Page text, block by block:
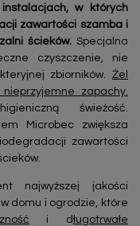
w których
zawartości szamba i
ścieków.Specjalna
czyszczenie, nie
zbiorników. Żel
zapachy.
świeżość.
Microbec zwiększa
zawartości
najwyższej jakości
domu i ogrodzie, które
i długotrwałe